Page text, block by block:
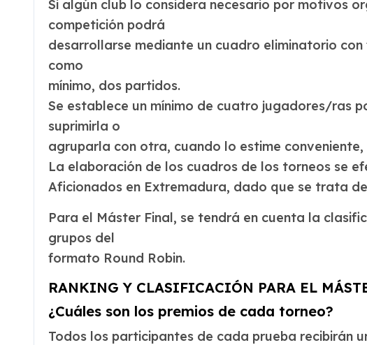
Si algún club lo considera necesario por motivos
competición podrá
desarrollarse mediante un cuadro eliminatorio
como
mínimo, dos partidos.
Se establece un mínimo de cuatro jugadores/ras
suprimirla o
agruparla con otra, cuando lo estime
La elaboración de los cuadros de los torneos se
Aficionados en Extremadura, dado que se trata
Para el Máster Final, se tendrá en cuenta la
grupos del
formato Round Robin.
RANKING Y CLASIFICACIÓN PARA EL
¿Cuáles son los premios de cada torneo?
Todos los participantes de cada prueba recibirán